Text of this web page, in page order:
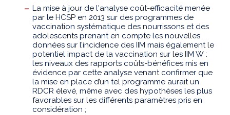
La mise à jour de l'analyse coût-efficacité menée
par le HCSP en 2013 sur des programmes de
vaccination systématique des nourrissons et des
adolescents prenant en compte les nouvelles
données sur l’incidence des IIM mais également le
potentiel impact de la vaccination sur les IIM W :
les niveaux des rapports coûts-bénéfices mis en
évidence par cette analyse venant confirmer que
la mise en place d’un tel programme aurait un
RDCR élevé, même avec des hypothèses les plus
favorables sur les différents paramètres pris en
considération ;